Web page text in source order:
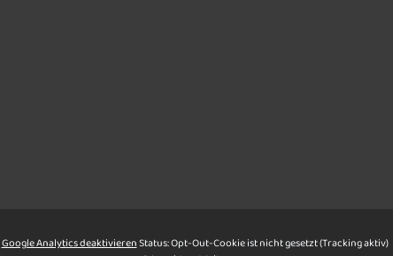
Google Analytics deaktivierenStatus: Opt-Out-Cookie ist nicht gesetzt (Tracking aktiv)